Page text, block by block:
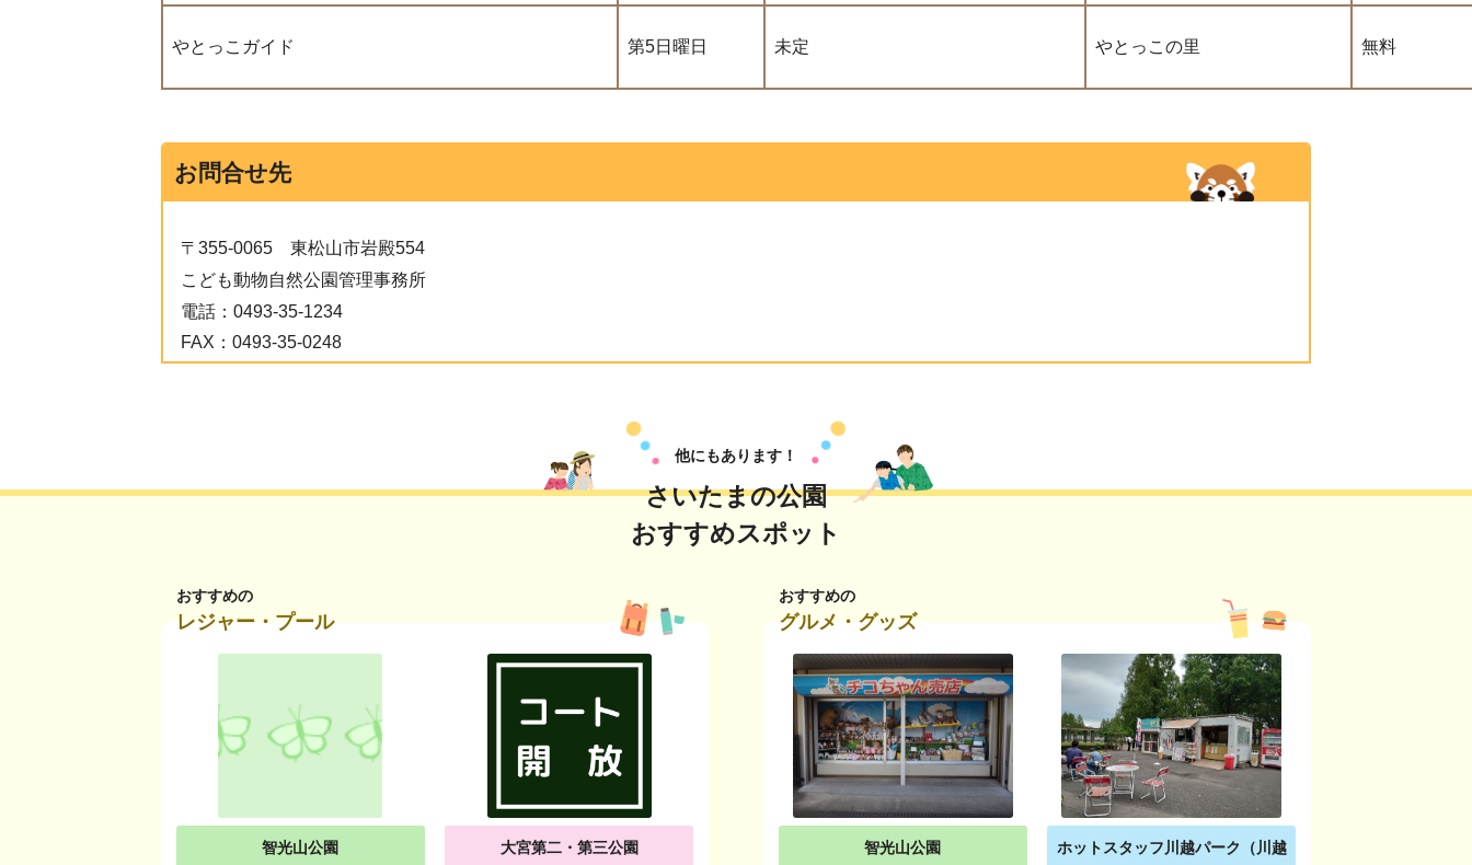
やとっこガイド 第5日曜日 未定 やとっこの里 無料
お問合せ先
〒355-0065 東松山市岩殿554
こども動物自然公園管理事務所
電話： 0493-35-1234
FAX： 0493-35-0248
他にもあります！
さいたまの公園
おすすめスポット
おすすめの
レジャー・プール
智光山公園 大宮第二・第三公園
おすすめの
グルメ・グッズ
智光山公園
ホットスタッフ川越パーク（川越